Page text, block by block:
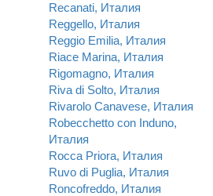
Recanati, Италия
Reggello, Италия
Reggio Emilia, Италия
Riace Marina, Италия
Rigomagno, Италия
Riva di Solto, Италия
Rivarolo Canavese, Италия
Robecchetto con Induno,
Италия
Rocca Priora, Италия
Ruvo di Puglia, Италия
Roncofreddo, Италия